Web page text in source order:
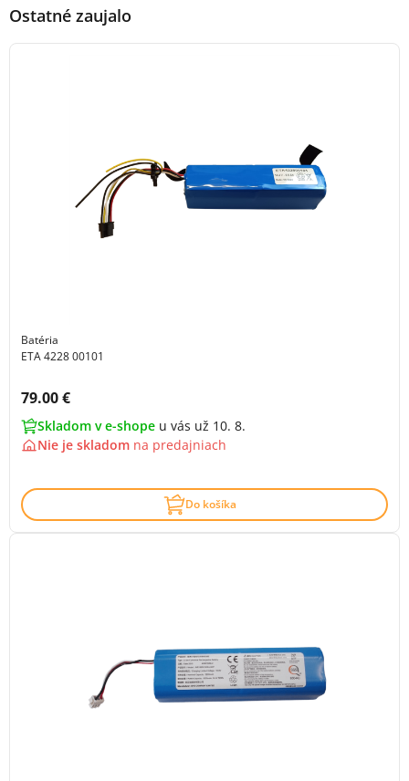
Ostatné zaujalo
Batéria
ETA 4228 00101
Cena s DPH:
79.00 €
Skladom v e-shope u vás už 10. 8.
Nie je skladom na predajniach
Do košíka